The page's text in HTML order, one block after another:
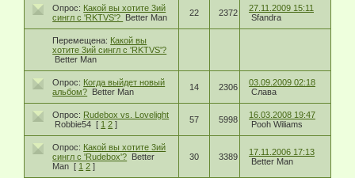
Опрос: Какой вы хотите 3ий
сингл с 'RKTVS'? Better Man 22 2372
27.11.2009 15:11
Sfandra
Перемещена: Какой вы
хотите 3ий сингл с 'RKTVS'?
Better Man
Опрос: Когда выйдет новый
альбом? Better Man 14 2306
03.09.2009 02:18
Слава
Опрос: Rudebox vs. Lovelight
Robbie54 [ 1 2 ] 57 5998
16.03.2008 19:47
Pooh Wiliams
Опрос: Какой вы хотите 3ий
сингл с 'Rudebox'? Better
Man [ 1 2 ]
30 3389
17.11.2006 17:13
Better Man